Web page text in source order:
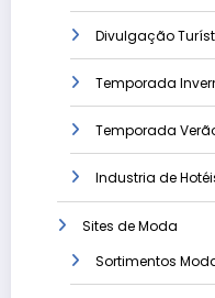
Divulgação
Temporada
Temporada
Industria de
Sites de Moda
Sortimentos